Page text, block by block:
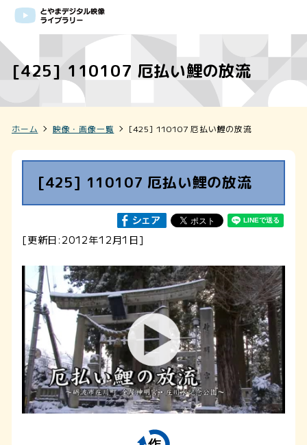
[425] 110107 厄払い鯉の放流
ホーム 映像・画像一覧 [425] 110107 厄払い鯉の放流
[425] 110107 厄払い鯉の放流
[更新日:2012年12月1日]